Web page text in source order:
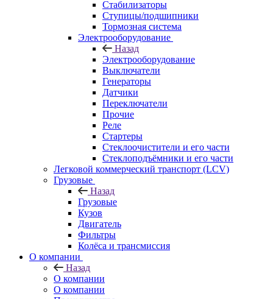
Стабилизаторы
Ступицы/подшипники
Тормозная система
Электрооборудование
Назад
Электрооборудование
Выключатели
Генераторы
Датчики
Переключатели
Прочие
Реле
Стартеры
Стеклоочистители и его части
Стеклоподъёмники и его части
Легковой коммерческий транспорт (LCV)
Грузовые
Назад
Грузовые
Кузов
Двигатель
Фильтры
Колёса и трансмиссия
О компании
Назад
О компании
О компании